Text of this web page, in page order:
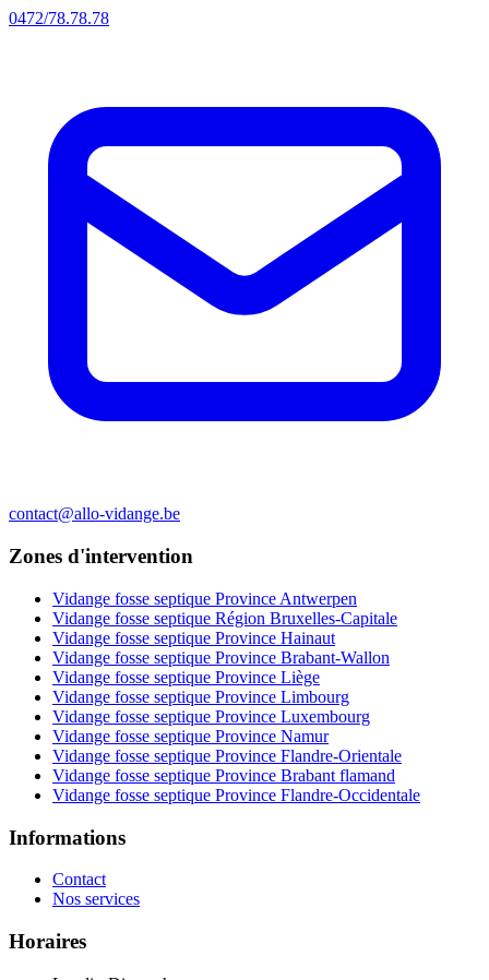
0472/78.78.78
contact@allo-vidange.be
Zones d'intervention
Vidange fosse septique Province Antwerpen
Vidange fosse septique Région Bruxelles-Capitale
Vidange fosse septique Province Hainaut
Vidange fosse septique Province Brabant-Wallon
Vidange fosse septique Province Liège
Vidange fosse septique Province Limbourg
Vidange fosse septique Province Luxembourg
Vidange fosse septique Province Namur
Vidange fosse septique Province Flandre-Orientale
Vidange fosse septique Province Brabant flamand
Vidange fosse septique Province Flandre-Occidentale
Informations
Contact
Nos services
Horaires